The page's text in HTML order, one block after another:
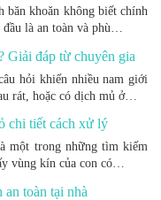
băn khoăn không biết chính
đầu là an toàn và phù…
Giải đáp từ chuyên gia
hỏi khiến nhiều nam giới
rát, hoặc có dịch mủ ở…
chi tiết cách xử lý
một trong những tìm kiếm
vùng kín của con có…
an toàn tại nhà